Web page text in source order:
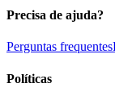
Precisa de ajuda?
Perguntas frequentes
Políticas